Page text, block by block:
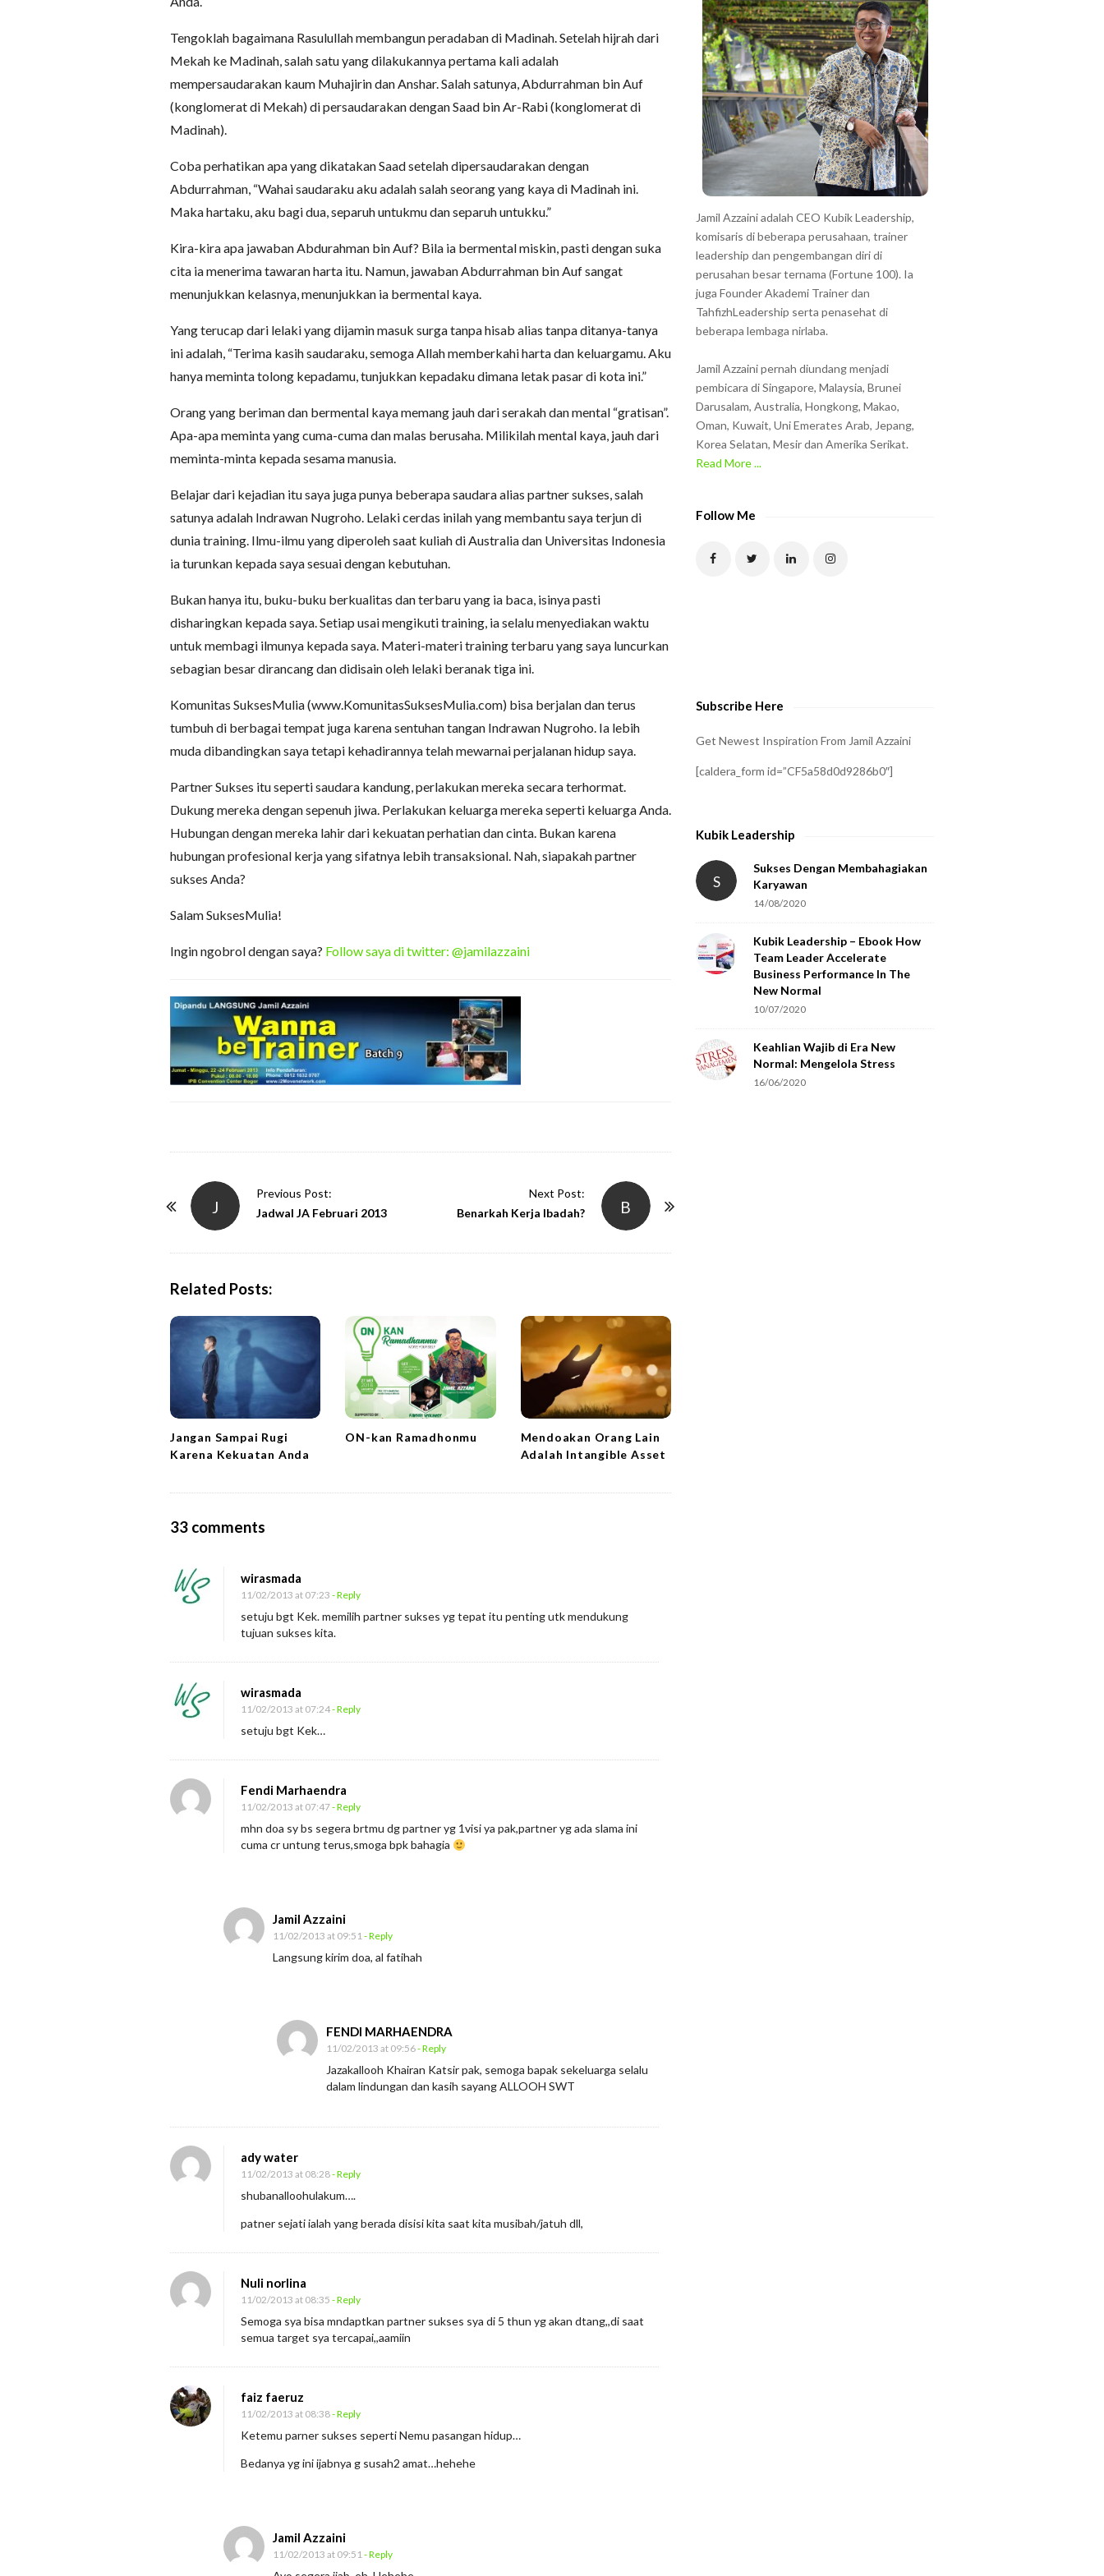
Tengoklah bagaimana Rasulullah membangun peradaban di Madinah. Setelah hijrah dari
Mekah ke Madinah, salah satu yang dilakukannya pertama kali adalah
mempersaudarakan kaum Muhajirin dan Anshar. Salah satunya, Abdurrahman bin Auf
(konglomerat di Mekah) di persaudarakan dengan Saad bin Ar-Rabi (konglomerat di
Madinah).
Coba perhatikan apa yang dikatakan Saad setelah dipersaudarakan dengan
Abdurrahman, “Wahai saudaraku aku adalah salah seorang yang kaya di Madinah ini.
Maka hartaku, aku bagi dua, separuh untukmu dan separuh untukku.”
Kira-kira apa jawaban Abdurahman bin Auf? Bila ia bermental miskin, pasti dengan suka
cita ia menerima tawaran harta itu. Namun, jawaban Abdurrahman bin Auf sangat
menunjukkan kelasnya, menunjukkan ia bermental kaya.
Yang terucap dari lelaki yang dijamin masuk surga tanpa hisab alias tanpa ditanya-tanya
ini adalah, “Terima kasih saudaraku, semoga Allah memberkahi harta dan keluargamu. Aku
hanya meminta tolong kepadamu, tunjukkan kepadaku dimana letak pasar di kota ini.”
Orang yang beriman dan bermental kaya memang jauh dari serakah dan mental “gratisan”.
Apa-apa meminta yang cuma-cuma dan malas berusaha. Milikilah mental kaya, jauh dari
meminta-minta kepada sesama manusia.
Belajar dari kejadian itu saya juga punya beberapa saudara alias partner sukses, salah
satunya adalah Indrawan Nugroho. Lelaki cerdas inilah yang membantu saya terjun di
dunia training. Ilmu-ilmu yang diperoleh saat kuliah di Australia dan Universitas Indonesia
ia turunkan kepada saya sesuai dengan kebutuhan.
Bukan hanya itu, buku-buku berkualitas dan terbaru yang ia baca, isinya pasti
disharingkan kepada saya. Setiap usai mengikuti training, ia selalu menyediakan waktu
untuk membagi ilmunya kepada saya. Materi-materi training terbaru yang saya luncurkan
sebagian besar dirancang dan didisain oleh lelaki beranak tiga ini.
Komunitas SuksesMulia (www.KomunitasSuksesMulia.com) bisa berjalan dan terus
tumbuh di berbagai tempat juga karena sentuhan tangan Indrawan Nugroho. Ia lebih
muda dibandingkan saya tetapi kehadirannya telah mewarnai perjalanan hidup saya.
Partner Sukses itu seperti saudara kandung, perlakukan mereka secara terhormat.
Dukung mereka dengan sepenuh jiwa. Perlakukan keluarga mereka seperti keluarga Anda.
Hubungan dengan mereka lahir dari kekuatan perhatian dan cinta. Bukan karena
hubungan profesional kerja yang sifatnya lebih transaksional. Nah, siapakah partner
sukses Anda?
Salam SuksesMulia!
Ingin ngobrol dengan saya? Follow saya di twitter: @jamilazzaini
J
Previous Post:
Jadwal JA Februari 2013
B
Next Post:
Benarkah Kerja Ibadah?
Related Posts:
Jangan Sampai Rugi
Karena Kekuatan Anda
ON-kan Ramadhonmu
Mendoakan Orang Lain
Adalah Intangible Asset
33 comments
a
r
t
n
r
S
s
e
s
wirasmada
11/02/2013 at 07:23 - Reply
setuju bgt Kek. memilih partner sukses yg tepat itu penting utk mendukung
tujuan sukses kita.
wirasmada
11/02/2013 at 07:24- Reply
setuju bgt Kek…
Fendi Marhaendra
11/02/2013 at 07:47- Reply
mhn doa sy bs segera brtmu dg partner yg 1visi ya pak,partner yg ada slama ini
cuma cr untung terus,smoga bpk bahagia
Jamil Azzaini
11/02/2013 at 09:51- Reply
Langsung kirim doa, al fatihah
FENDI MARHAENDRA
11/02/2013 at 09:56- Reply
Jazakallooh Khairan Katsir pak, semoga bapak sekeluarga selalu
dalam lindungan dan kasih sayang ALLOOH SWT
ady water
11/02/2013 at 08:28- Reply
shubanalloohulakum….
patner sejati ialah yang berada disisi kita saat kita musibah/jatuh dll,
Nuli norlina
11/02/2013 at 08:35 - Reply
Semoga sya bisa mndaptkan partner sukses sya di 5 thun yg akan dtang,,di saat
semua target sya tercapai,,aamiin
faiz faeruz
11/02/2013 at 08:38- Reply
Ketemu parner sukses seperti Nemu pasangan hidup…
Bedanya yg ini ijabnya g susah2 amat…hehehe
Jamil Azzaini
11/02/2013 at 09:51- Reply
Jamil Azzaini adalah CEO Kubik Leadership,
komisaris di beberapa perusahaan, trainer
leadership dan pengembangan diri di
perusahan besar ternama (Fortune 100). Ia
juga Founder Akademi Trainer dan
TahfizhLeadership serta penasehat di
beberapa lembaga nirlaba.
Jamil Azzaini pernah diundang menjadi
pembicara di Singapore, Malaysia, Brunei
Darusalam, Australia, Hongkong, Makao,
Oman, Kuwait, Uni Emerates Arab, Jepang,
Korea Selatan, Mesir dan Amerika Serikat.
Read More ...
Follow Me
Subscribe Here
Get Newest Inspiration From Jamil Azzaini
[caldera_form id=”CF5a58d0d9286b0″]
Kubik Leadership
S
Sukses Dengan Membahagiakan
Karyawan
14/08/2020
Kubik Leadership – Ebook How
Team Leader Accelerate
Business Performance In The
New Normal
10/07/2020
Keahlian Wajib di Era New
Normal: Mengelola Stress
16/06/2020